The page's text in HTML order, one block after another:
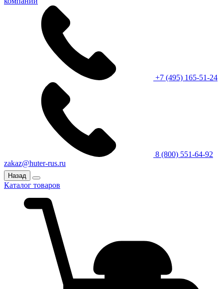
+7 (495) 165-51-24
8 (800) 551-64-92
zakaz@huter-rus.ru
Назад
Каталог товаров